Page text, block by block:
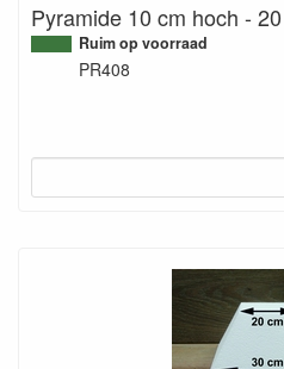
Pyramide 10 cm hoch -
Ruim op voorraad
PR408